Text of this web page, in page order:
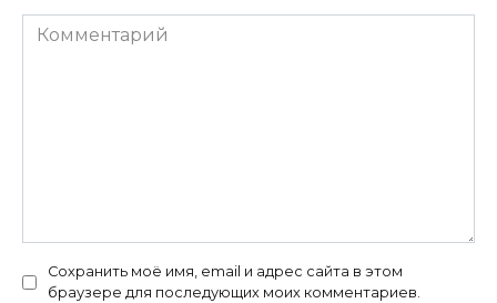
Комментарий
Сохранить моё имя, email и адрес сайта в этом
браузере для последующих моих комментариев.